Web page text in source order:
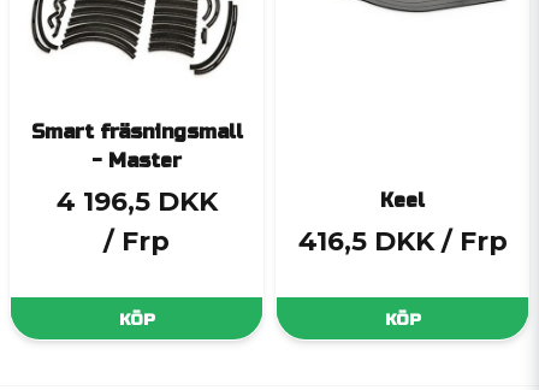
Smart fräsningsmall
- Master
4 196,5 DKK
/ Frp
KÖP
Keel
416,5 DKK / Frp
KÖP